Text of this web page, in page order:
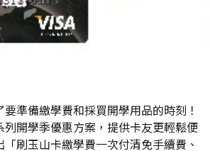
準備繳學費和採買開學用品的時刻！
列開學季優惠方案，提供卡友更輕鬆便
刷玉山卡繳學費一次付清免手續費、